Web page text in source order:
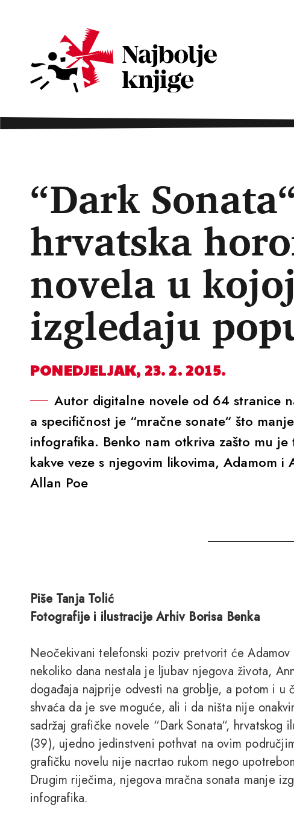
“Dark
hrvatska
novela u
izgledaju
PONEDJELJAK, 23. 2. 2015.
Autor digitalne novele od 64 stranice
a specifičnost je “mračne sonate“ što
infografika. Benko nam otkriva zašto mu
kakve veze s njegovim likovima, Adamom
Allan Poe
Piše Tanja Tolić
Fotografije i ilustracije Arhiv Borisa Benka
Neočekivani telefonski poziv pretvorit će
nekoliko dana nestala je ljubav njegova života,
događaja najprije odvesti na groblje, a potom i u
shvaća da je sve moguće, ali i da ništa nije
sadržaj grafičke novele “Dark Sonata“, hrvatskog
(39), ujedno jedinstveni pothvat na ovim
grafičku novelu nije nacrtao rukom nego
Drugim riječima, njegova mračna sonata manje
infografika.